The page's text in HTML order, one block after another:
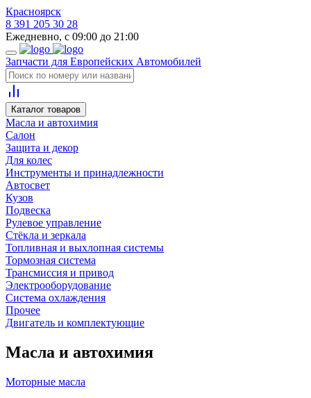
Красноярск
8 391 205 30 28
Ежедневно, с 09:00 до 21:00
Запчасти для Европейских Автомобилей
Каталог товаров
Масла и автохимия
Салон
Защита и декор
Для колес
Инструменты и принадлежности
Автосвет
Кузов
Подвеска
Рулевое управление
Стёкла и зеркала
Топливная и выхлопная системы
Тормозная система
Трансмиссия и привод
Электрооборудование
Система охлаждения
Прочее
Двигатель и комплектующие
Масла и автохимия
Моторные масла